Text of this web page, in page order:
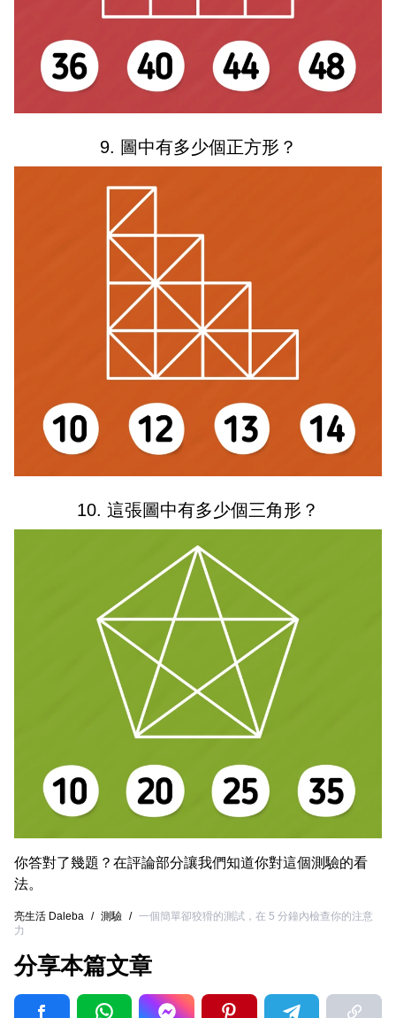
9. 圖中有多少個正方形？
10. 這張圖中有多少個三角形？
你答對了幾題？在評論部分讓我們知道你對這個測驗的看
法。
亮生活 Daleba / 測驗 / 一個簡單卻狡猾的測試，在 5 分鐘內檢查你的注意
力
分享本篇文章